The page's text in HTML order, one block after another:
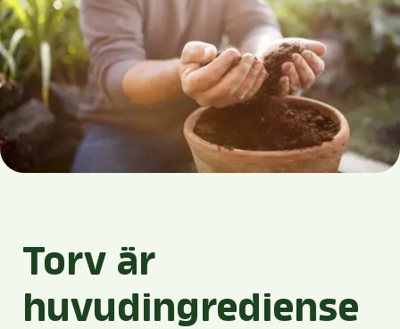
Torv är
huvudingrediense